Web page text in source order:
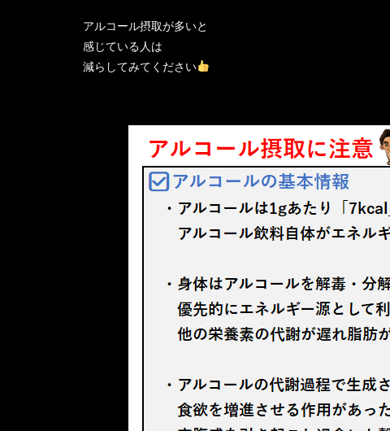
アルコール摂取が多いと
感じている人は
減らしてみてください